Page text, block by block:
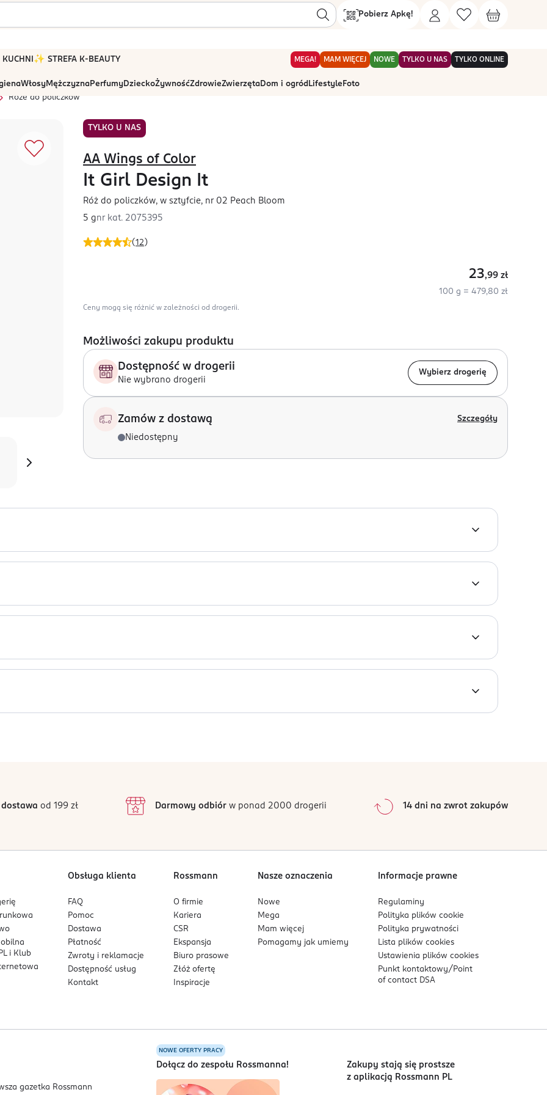
Pobierz Apkę!
KUCHNI ✨ STREFA K-BEAUTY MEGA! MAM WIĘCEJ NOWE TYLKO U NAS TYLKO ONLINE
WłosyMężczyznaPerfumyDzieckoŻywnośćZdrowieZwierzętaDom i ogród Lifestyle Foto
Róże do policzków
TYLKO U NAS
(12 )
AA Wings of Color
It Girl Design It
Róż do policzków, w sztyfcie, nr 02 Peach Bloom
5 gnr kat. 2075395
23,99 zł
100 g = 479,80 zł
Ceny mogą się różnić w zależności od drogerii.
Możliwości zakupu produktu
Dostępność w drogerii
Nie wybrano drogerii
Wybierz drogerię
Zamów z dostawą Szczegóły
Niedostępny
subtelnym, brzoskwiniowym odcieniu nr 02 Peach Bloom, którym idealnie podkreślisz kości policzkowe.
naturalnych rumieńców
są do profesjonalnego konturowania twarzy.
2, Polyisobutene, Cetyl Ethylhexanoate, Tridecyl Trimellitate, Cera Microcristallina, Synthetic Wax,
2
1
0%
Sortowanie wgdata: od najnowszej
od 199 zł Darmowy odbiórw ponad 2000 drogerii 14 dni na zwrot zakupów
i Klub
Obsługa klienta
FAQ
Pomoc
Dostawa
Płatność
Zwroty i reklamacje
Dostępność usług
Kontakt
Rossmann
O firmie
Kariera
CSR
Ekspansja
Biuro prasowe
Złóż ofertę
Inspiracje
Nasze oznaczenia
Nowe
Mega
Mam więcej
Pomagamy jak umiemy
Informacje prawne
Regulaminy
Polityka plikówcookie
Polityka prywatności
Lista plikówcookies
Ustawienia plikówcookies
Punkt kontaktowy/ Point
of contact DSA
NOWE OFERTY PRACY
Dołącz do zespołu Rossmanna!
Zakupy stają się prostsze
z aplikacją Rossmann PL